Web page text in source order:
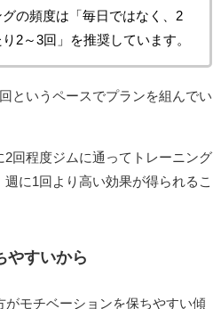
の頻度は「毎日ではなく、2
2～3回」を推奨しています。
というペースでプランを組んでい
2回程度ジムに通ってトレーニング
に1回より高い効果が得られるこ
やすいから
モチベーションを保ちやすい傾